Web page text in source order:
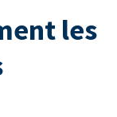
les